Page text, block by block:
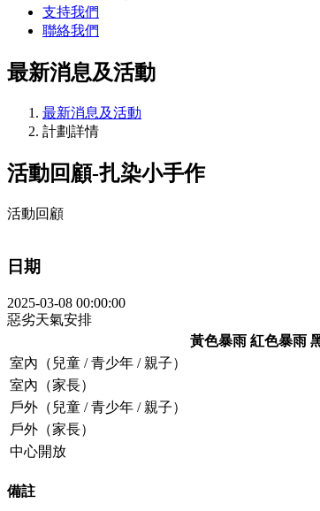
支持我們
聯絡我們
最新消息及活動
最新消息及活動
計劃詳情
活動回顧-扎染小手作
活動回顧
日期
2025-03-08 00:00:00
惡劣天氣安排
黃色暴雨 紅色暴雨
室內（兒童 / 青少年 / 親子）
室內（家長）
戶外（兒童 / 青少年 / 親子）
戶外（家長）
中心開放
備註